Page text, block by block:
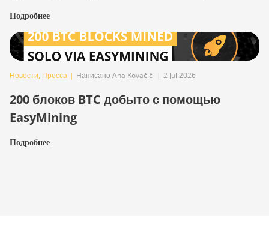
Подробнее
Новости, Пресса | Написано Ana Kovačič | 2 Jul 2026
200 блоков BTC добыто с помощью
EasyMining
Подробнее